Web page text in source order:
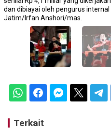
dan dibiayai oleh pengurus internal
Jatim/Irfan Anshori/mas.
Terkait